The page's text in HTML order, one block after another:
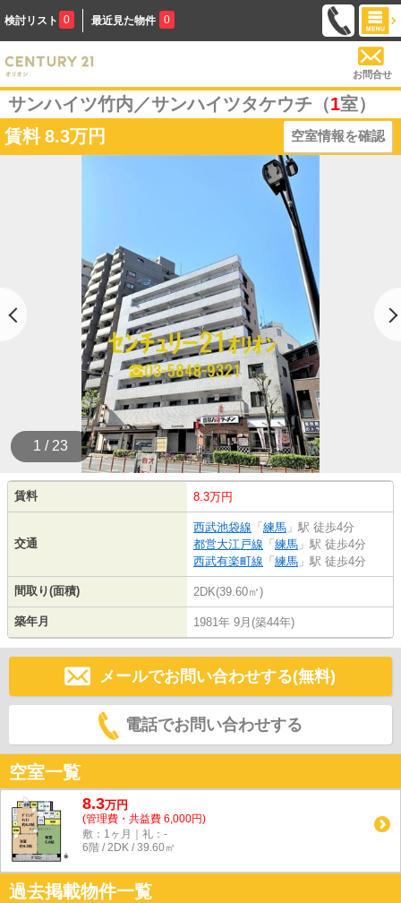
検討リスト 0 最近見た物件 0
お問合せ
サンハイツ竹内／サンハイツタケウチ（1室）
賃料 8.3万円 空室情報を確認
1 / 23
賃料 8.3万円
交通
西武池袋線 「 練馬 」駅 徒歩4分
都営大江戸線 「 練馬 」駅 徒歩4分
西武有楽町線 「 練馬 」駅 徒歩4分
間取り(面積) 2DK(39.60㎡)
築年月 1981年 9月(築44年)
メールでお問い合わせする(無料)
電話でお問い合わせする
空室一覧
8.3万円
(管理費・共益費 6,000円)
敷：1ヶ月｜礼：-
6階 / 2DK / 39.60㎡
過去掲載物件一覧